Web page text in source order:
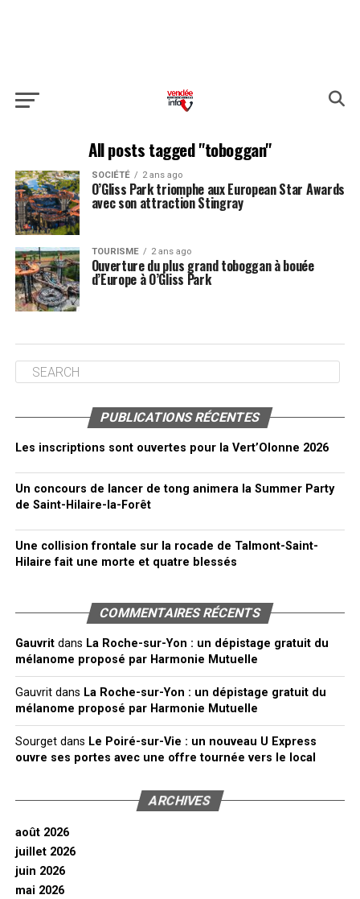
All posts tagged "toboggan"
SOCIÉTÉ 2 ans ago
O’Gliss Park triomphe aux European Star Awards
avec son attraction Stingray
TOURISME 2 ans ago
Ouverture du plus grand toboggan à bouée
d’Europe à O’Gliss Park
PUBLICATIONS RÉCENTES
Les inscriptions sont ouvertes pour la Vert’Olonne 2026
Un concours de lancer de tong animera la Summer Party
de Saint-Hilaire-la-Forêt
Une collision frontale sur la rocade de Talmont-Saint-
Hilaire fait une morte et quatre blessés
COMMENTAIRES RÉCENTS
Gauvritdans La Roche-sur-Yon : un dépistage gratuit du
mélanome proposé par Harmonie Mutuelle
Gauvritdans La Roche-sur-Yon : un dépistage gratuit du
mélanome proposé par Harmonie Mutuelle
Sourgetdans Le Poiré-sur-Vie : un nouveau U Express
ouvre ses portes avec une offre tournée vers le local
ARCHIVES
août 2026
juillet 2026
juin 2026
mai 2026